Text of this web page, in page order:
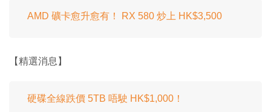
AMD 礦卡愈升愈有！ RX 580 炒上 HK$3,500
【精選消息】
硬碟全線跌價 5TB 唔駛 HK$1,000！